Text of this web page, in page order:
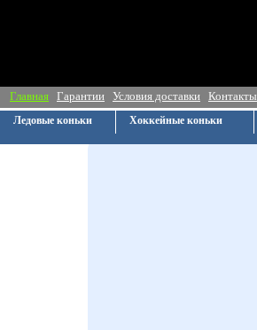
Главная Гарантии Условия доставки Контакты
Ледовые коньки Хоккейные коньки